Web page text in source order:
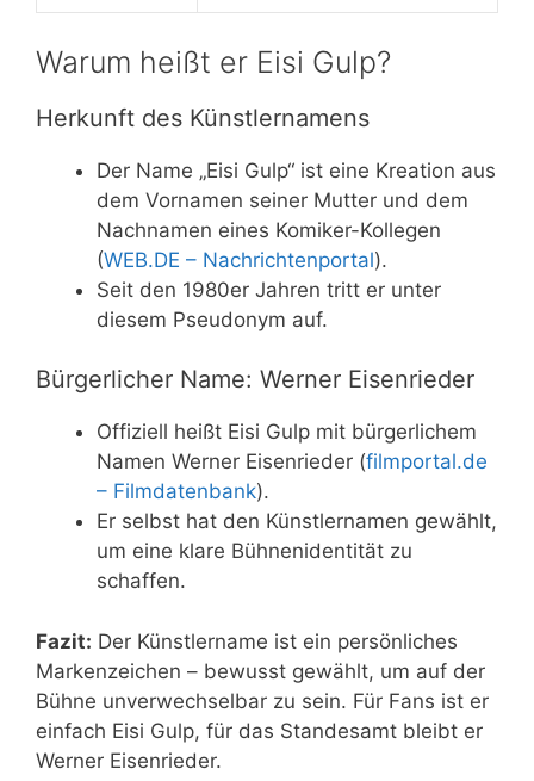
Warum heißt er Eisi Gulp?
Herkunft des Künstlernamens
Der Name „Eisi Gulp“ ist eine Kreation aus
dem Vornamen seiner Mutter und dem
Nachnamen eines Komiker-Kollegen
(WEB.DE – Nachrichtenportal).
Seit den 1980er Jahren tritt er unter
diesem Pseudonym auf.
Bürgerlicher Name: Werner Eisenrieder
Offiziell heißt Eisi Gulp mit bürgerlichem
Namen Werner Eisenrieder (filmportal.de
– Filmdatenbank).
Er selbst hat den Künstlernamen gewählt,
um eine klare Bühnenidentität zu
schaffen.
Fazit: Der Künstlername ist ein persönliches
Markenzeichen – bewusst gewählt, um auf der
Bühne unverwechselbar zu sein. Für Fans ist er
einfach Eisi Gulp, für das Standesamt bleibt er
Werner Eisenrieder.